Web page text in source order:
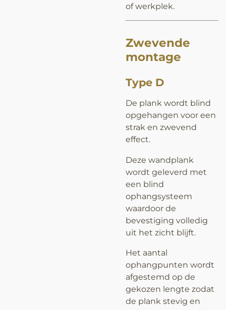
of werkplek.
Zwevende
montage
Type D
De plank wordt blind
opgehangen voor een
strak en zwevend
effect.
Deze wandplank
wordt geleverd met
een blind
ophangsysteem
waardoor de
bevestiging volledig
uit het zicht blijft.
Het aantal
ophangpunten wordt
afgestemd op de
gekozen lengte zodat
de plank stevig en